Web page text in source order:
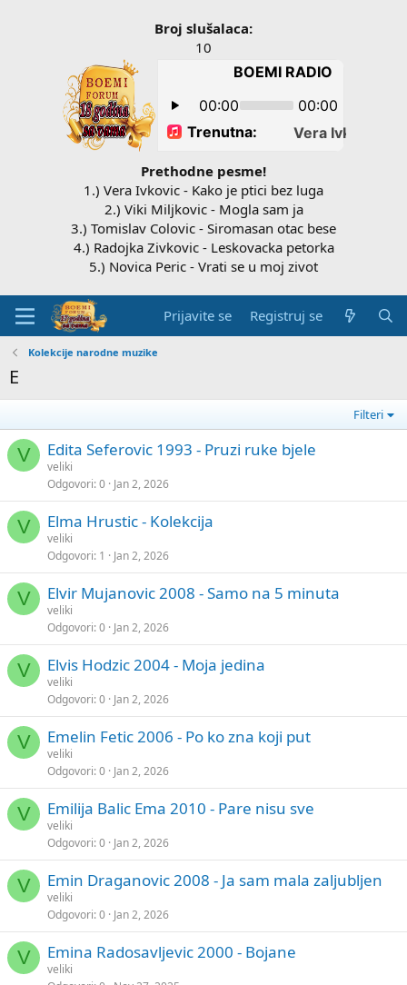
Broj slušalaca:
10
Prethodne pesme!
1.) Vera Ivkovic - Kako je ptici bez luga
2.) Viki Miljkovic - Mogla sam ja
3.) Tomislav Colovic - Siromasan otac bese
4.) Radojka Zivkovic - Leskovacka petorka
5.) Novica Peric - Vrati se u moj zivot
Prijavite se Registruj se
Kolekcije narodne muzike
E
Filteri
V Edita Seferovic 1993 - Pruzi ruke bjele
veliki
Odgovori 0 Jan 2, 2026
V Elma Hrustic - Kolekcija
veliki
Odgovori 1 Jan 2, 2026
V Elvir Mujanovic 2008 - Samo na 5 minuta
veliki
Odgovori 0 Jan 2, 2026
V Elvis Hodzic 2004 - Moja jedina
veliki
Odgovori 0 Jan 2, 2026
V Emelin Fetic 2006 - Po ko zna koji put
veliki
Odgovori 0 Jan 2, 2026
V Emilija Balic Ema 2010 - Pare nisu sve
veliki
Odgovori 0 Jan 2, 2026
V Emin Draganovic 2008 - Ja sam mala zaljubljen
veliki
Odgovori 0 Jan 2, 2026
V Emina Radosavljevic 2000 - Bojane
veliki